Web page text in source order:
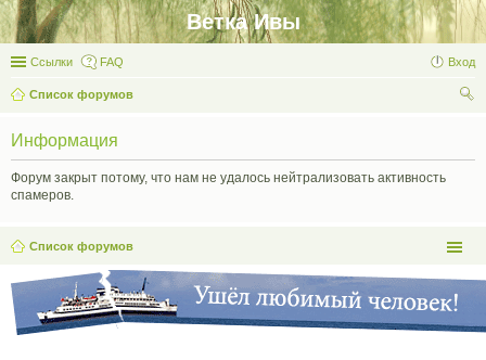
Ветка Ивы
Ссылки FAQ Вход
Список форумов
Информация
Форум закрыт потому, что нам не удалось нейтрализовать активность
спамеров.
Список форумов